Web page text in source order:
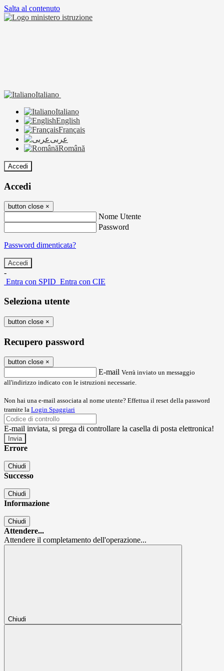
Salta al contenuto
Italiano
Italiano
English
Français
عربى
Română
Accedi
Accedi
button close ×
Nome Utente
Password
Password dimenticata?
-
Entra con SPID Entra con CIE
Seleziona utente
button close ×
Recupero password
button close ×
E-mail Verrà inviato un messaggio
all'indirizzo indicato con le istruzioni necessarie.
Non hai una e-mail associata al nome utente? Effettua il reset della password
tramite la Login Spaggiari
E-mail inviata, si prega di controllare la casella di posta elettronica!
Errore
Chiudi
Successo
Chiudi
Informazione
Chiudi
Attendere...
Attendere il completamento dell'operazione...
Chiudi